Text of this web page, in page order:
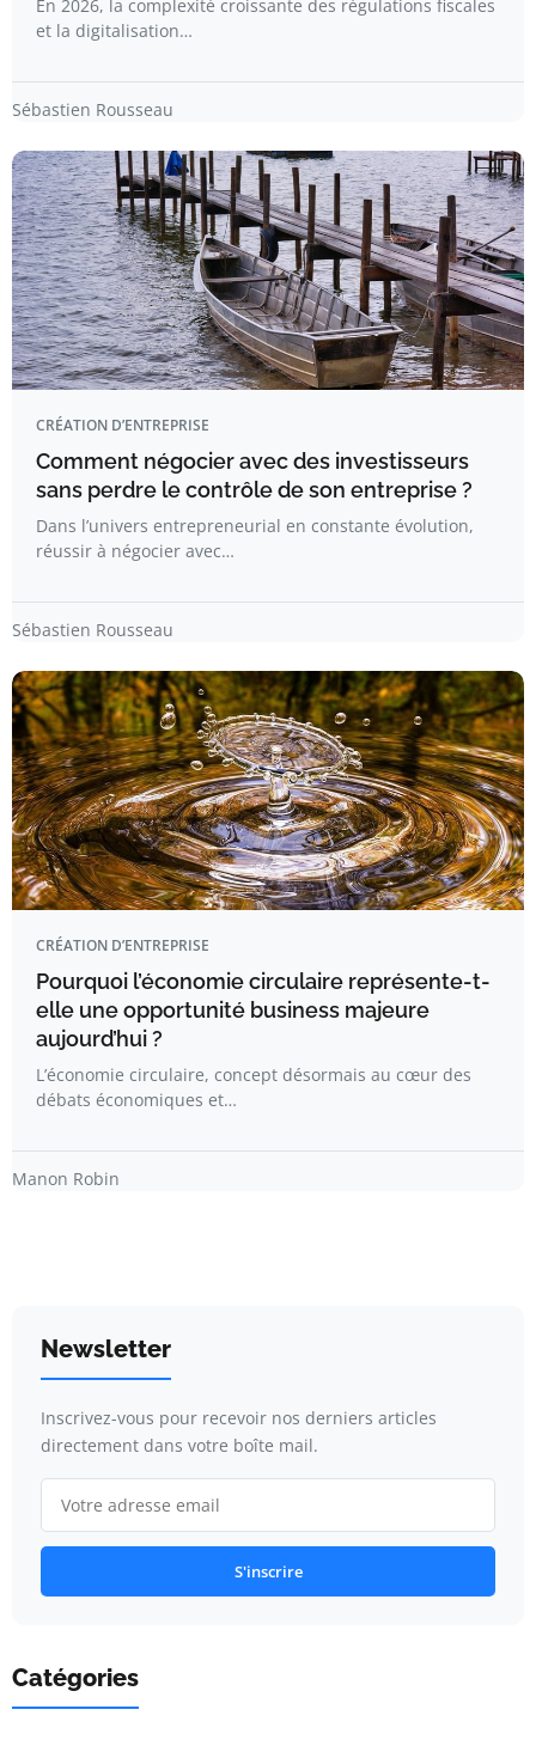
En 2026, la complexité croissante des régulations fiscales
et la digitalisation…
Sébastien Rousseau
CRÉATION D’ENTREPRISE
Comment négocier avec des investisseurs
sans perdre le contrôle de son entreprise ?
Dans l’univers entrepreneurial en constante évolution,
réussir à négocier avec…
Sébastien Rousseau
CRÉATION D’ENTREPRISE
Pourquoi l’économie circulaire représente-t-
elle une opportunité business majeure
aujourd’hui ?
L’économie circulaire, concept désormais au cœur des
débats économiques et…
Manon Robin
Newsletter
Inscrivez-vous pour recevoir nos derniers articles
directement dans votre boîte mail.
S'inscrire
Catégories